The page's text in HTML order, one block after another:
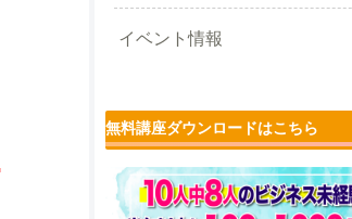
イベント情報
無料講座ダウンロードはこちら